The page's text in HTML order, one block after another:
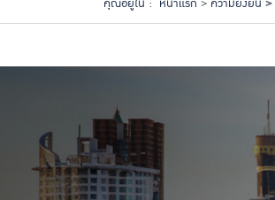
คุณอยู่ใน : หน้าแรก ความยั่งยืน